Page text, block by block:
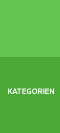
KATEGORIEN